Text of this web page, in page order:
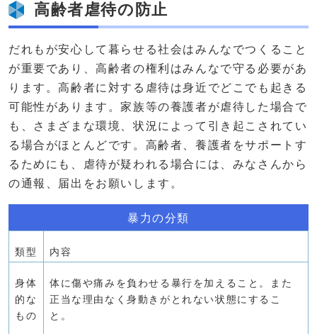
高齢者虐待の防止
だれもが安心して暮らせる社会はみんなでつくること
が重要であり、高齢者の権利はみんなで守る必要があ
ります。高齢者に対する虐待は身近でどこでも起きる
可能性があります。家族等の養護者が虐待した場合で
も、さまざまな環境、状況によって引き起こされてい
る場合がほとんどです。高齢者、養護者をサポートす
るためにも、虐待が疑われる場合には、みなさんから
の通報、届出をお願いします。
暴力の分類
類型 内容
身体
的な
もの
体に傷や痛みを負わせる暴行を加えること。また
正当な理由なく身動きがとれない状態にするこ
と。